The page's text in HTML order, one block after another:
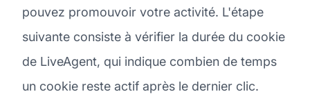
pouvez promouvoir votre activité. L'étape
suivante consiste à vérifier la durée du cookie
de LiveAgent, qui indique combien de temps
un cookie reste actif après le dernier clic.